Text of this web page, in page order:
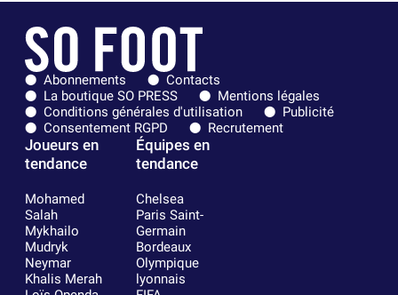
Abonnements
Contacts
La boutique SO PRESS
Mentions légales
Conditions générales d'utilisation
Publicité
Consentement RGPD
Recrutement
Joueurs en
tendance
Mohamed
Salah
Mykhailo
Mudryk
Neymar
Khalis Merah
Équipes en
tendance
Chelsea
Paris Saint-
Germain
Bordeaux
Olympique
lyonnais